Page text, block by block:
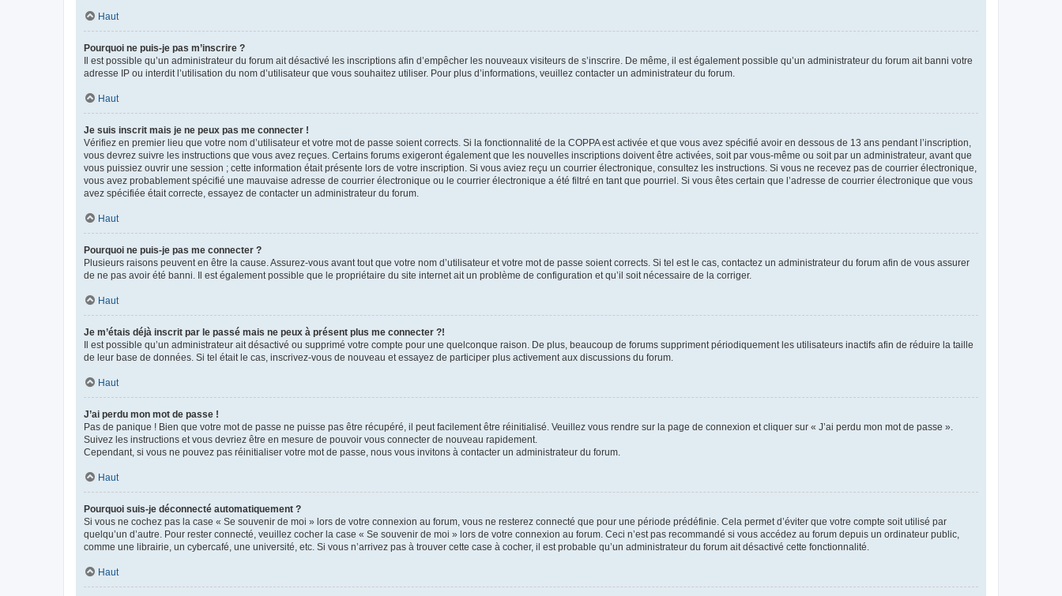
Haut
Pourquoi ne puis-je pas m’inscrire ?
Il est possible qu’un administrateur du forum ait désactivé les inscriptions afin d’empêcher les nouveaux visiteurs de s’inscrire. De même, il est également possible qu’un administrateur du forum ait banni votre
adresse IP ou interdit l’utilisation du nom d’utilisateur que vous souhaitez utiliser. Pour plus d’informations, veuillez contacter un administrateur du forum.
Haut
Je suis inscrit mais je ne peux pas me connecter !
Vérifiez en premier lieu que votre nom d’utilisateur et votre mot de passe soient corrects. Si la fonctionnalité de la COPPA est activée et que vous avez spécifié avoir en dessous de 13 ans pendant l’inscription,
vous devrez suivre les instructions que vous avez reçues. Certains forums exigeront également que les nouvelles inscriptions doivent être activées, soit par vous-même ou soit par un administrateur, avant que
vous puissiez ouvrir une session ; cette information était présente lors de votre inscription. Si vous aviez reçu un courrier électronique, consultez les instructions. Si vous ne recevez pas de courrier électronique,
vous avez probablement spécifié une mauvaise adresse de courrier électronique ou le courrier électronique a été filtré en tant que pourriel. Si vous êtes certain que l’adresse de courrier électronique que vous
avez spécifiée était correcte, essayez de contacter un administrateur du forum.
Haut
Pourquoi ne puis-je pas me connecter ?
Plusieurs raisons peuvent en être la cause. Assurez-vous avant tout que votre nom d’utilisateur et votre mot de passe soient corrects. Si tel est le cas, contactez un administrateur du forum afin de vous assurer
de ne pas avoir été banni. Il est également possible que le propriétaire du site internet ait un problème de configuration et qu’il soit nécessaire de la corriger.
Haut
Je m’étais déjà inscrit par le passé mais ne peux à présent plus me connecter ?!
Il est possible qu’un administrateur ait désactivé ou supprimé votre compte pour une quelconque raison. De plus, beaucoup de forums suppriment périodiquement les utilisateurs inactifs afin de réduire la taille
de leur base de données. Si tel était le cas, inscrivez-vous de nouveau et essayez de participer plus activement aux discussions du forum.
Haut
J’ai perdu mon mot de passe !
Pas de panique ! Bien que votre mot de passe ne puisse pas être récupéré, il peut facilement être réinitialisé. Veuillez vous rendre sur la page de connexion et cliquer sur « J’ai perdu mon mot de passe ».
Suivez les instructions et vous devriez être en mesure de pouvoir vous connecter de nouveau rapidement.
Cependant, si vous ne pouvez pas réinitialiser votre mot de passe, nous vous invitons à contacter un administrateur du forum.
Haut
Pourquoi suis-je déconnecté automatiquement ?
Si vous ne cochez pas la case « Se souvenir de moi » lors de votre connexion au forum, vous ne resterez connecté que pour une période prédéfinie. Cela permet d’éviter que votre compte soit utilisé par
quelqu’un d’autre. Pour rester connecté, veuillez cocher la case « Se souvenir de moi » lors de votre connexion au forum. Ceci n’est pas recommandé si vous accédez au forum depuis un ordinateur public,
comme une librairie, un cybercafé, une université, etc. Si vous n’arrivez pas à trouver cette case à cocher, il est probable qu’un administrateur du forum ait désactivé cette fonctionnalité.
Haut